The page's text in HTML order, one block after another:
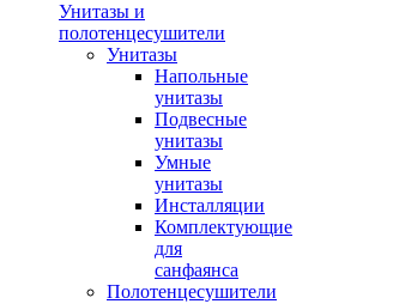
Унитазы и
полотенцесушители
Унитазы
Напольные
унитазы
Подвесные
унитазы
Умные
унитазы
Инсталляции
Комплектующие
для
санфаянса
Полотенцесушители